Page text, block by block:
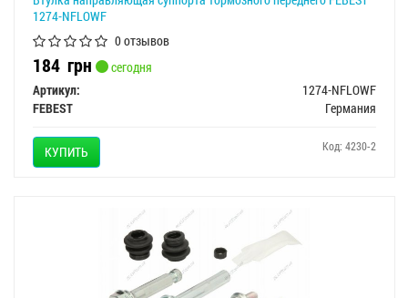
1274-NFLOWF
0 отзывов
184 грн
сегодня
Артикул:
1274-NFLOWF
FEBEST
Германия
КУПИТЬ Код: 4230-2